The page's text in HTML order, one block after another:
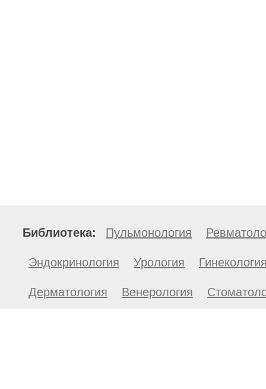
Библиотека: Пульмонология
Эндокринология Урология
Дерматология Венерология